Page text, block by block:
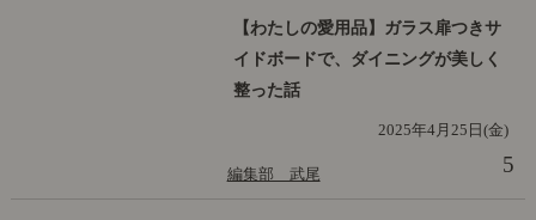
【わたしの愛用品】ガラス扉つきサ
イドボードで、ダイニングが美しく
整った話
2025年4月25日(金)
編集部 武尾 5